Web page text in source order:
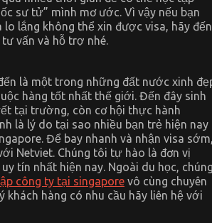
sư tử” mình mơ ước. Vì vậy nếu bạn
lo lắng không thể xin được visa, hãy đến
vấn và hỗ trợ nhé.
là một trong những đất nước xinh
hàng tốt nhất thế giới. Đến đây sinh
tại trường, còn cơ hội thực hành
là lý do tại sao nhiều bạn trẻ hiện nay
Để bay nhanh và nhận visa
Netviet. Chúng tôi tự hào là đơn vị
tín nhất hiện nay. Ngoài du học,
công ty tại singapore vô cùng chuyên
khách hàng có nhu cầu hãy liên hệ với